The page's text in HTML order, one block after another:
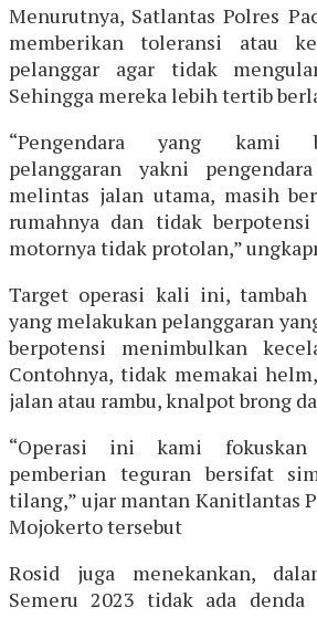
Menurutnya, Satlantas Polres
memberikan toleransi atau
pelanggar agar tidak
Sehingga mereka lebih tertib
“Pengendara yang kami
pelanggaran yakni
melintas jalan utama, masih
rumahnya dan tidak
motornya tidak protolan,”
Target operasi kali ini, tambah
yang melakukan pelanggaran
berpotensi menimbulkan
Contohnya, tidak memakai
jalan atau rambu, knalpot brong
“Operasi ini kami fokuskan
pemberian teguran bersifat
tilang,” ujar mantan Kanitlantas
Mojokerto tersebut
Rosid juga menekankan,
Semeru 2023 tidak ada